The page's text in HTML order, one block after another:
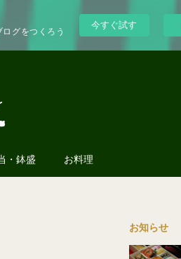
グをつくろう
今すぐ試す
・鉢盛 お料理
お知らせ